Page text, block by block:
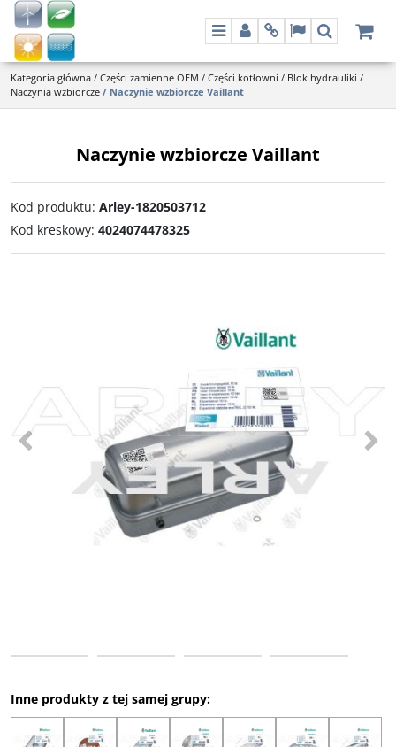
MenuPanelInfoLangSzukaj
Kategoria główna / Części zamienne OEM / Części kotłowni / Blok hydrauliki /
Naczynia wzbiorcze / Naczynie wzbiorcze Vaillant
Naczynie wzbiorcze Vaillant
Kod produktu: Arley-1820503712
Kod kreskowy: 4024074478325
<
Inne produkty z tej samej grupy: